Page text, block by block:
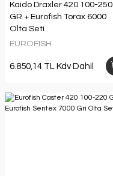
Kaido Draxler 420 100-250
GR + Eurofish Torax 6000
Olta Seti
EUROFISH
6.850,14 TL Kdv Dahil